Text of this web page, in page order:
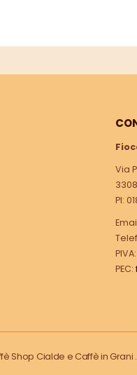
Via
PI:
PEC:
Shop Cialde e Caffè in Grani